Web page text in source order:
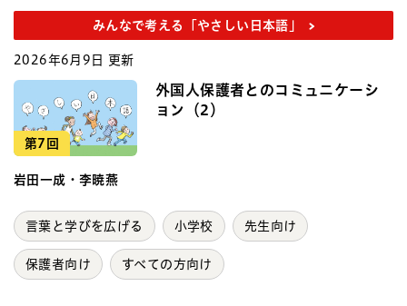
みんなで考える「やさしい日本語」
2026年6月9日 更新
第7回
外国人保護者とのコミュニケーシ
ョン（2）
岩田一成・李暁燕
言葉と学びを広げる 小学校 先生向け
保護者向け すべての方向け